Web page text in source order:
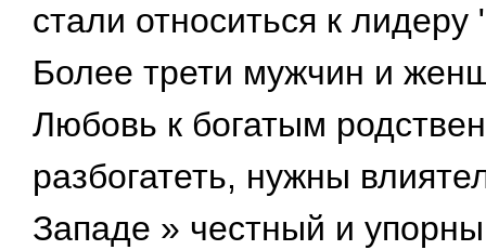
стали относиться к
Более трети мужчин и
Любовь к богатым
разбогатеть, нужны
Западе » честный и